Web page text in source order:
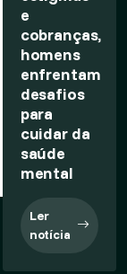
e
cobranças,
homens
enfrentam
desafios
para
cuidar da
saúde
mental
Ler
notícia